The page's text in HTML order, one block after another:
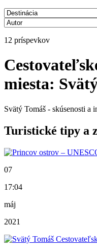
12 príspevkov
miesta:
Svätý Tomáš - skúsenosti a
Turistické tipy a
07
17:04
máj
2021